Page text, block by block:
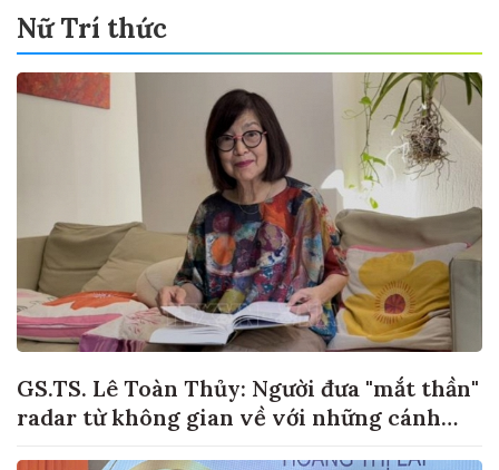
Nữ Trí thức
GS.TS. Lê Toàn Thủy: Người đưa "mắt thần"
radar từ không gian về với những cánh